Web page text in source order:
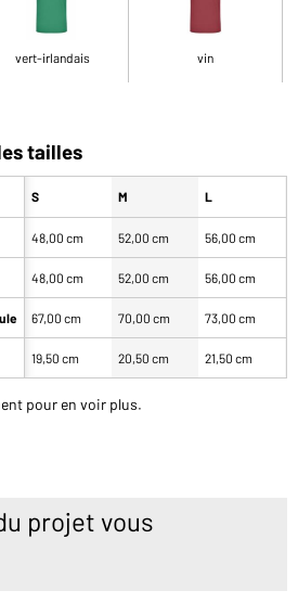
vert-irlandais vin
tailles
S M L
48,00 cm 52,00 cm 56,00 cm
48,00 cm 52,00 cm 56,00 cm
67,00 cm 70,00 cm 73,00 cm
19,50 cm 20,50 cm 21,50 cm
pour en voir plus.
projet vous